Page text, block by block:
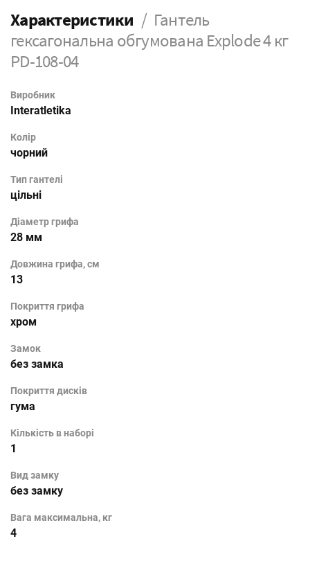
Характеристики
Гантель
гексагональна обгумована Explode 4 кг
PD-108-04
Виробник
Interatletika
Колір
чорний
Тип гантелі
цільні
Діаметр грифа
28 мм
Довжина грифа, см
13
Покриття грифа
хром
Замок
без замка
Покриття дисків
гума
Кількість в наборі
1
Вид замку
без замку
Вага максимальна, кг
4